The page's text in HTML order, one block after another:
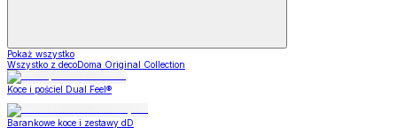
Pokaż wszystko
Wszystko z decoDoma Original Collection
Koce i pościel Dual Feel®
Barankowe koce i zestawy dD